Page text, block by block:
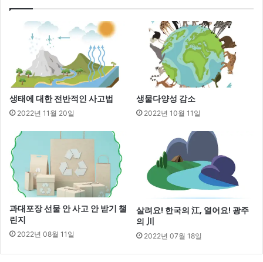
생태에 대한 전반적인 사고법
2022년 11월 20일
생물다양성 감소
2022년 10월 11일
과대포장 선물 안 사고 안 받기 챌
린지
2022년 08월 11일
살려요! 한국의 江, 열어요! 광주
의 川
2022년 07월 18일